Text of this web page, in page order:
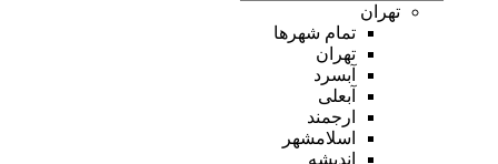
تهران
تمام شهر‌ها
تهران
آبسرد
آبعلی
ارجمند
اسلامشهر
اندیشه